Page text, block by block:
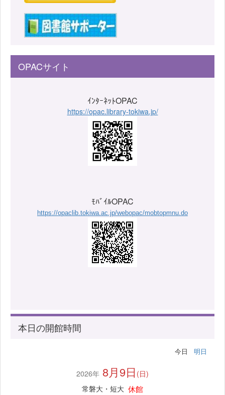
OPACサイト
ｲﾝﾀｰﾈｯﾄOPAC
https://opac.library-tokiwa.jp/
ﾓﾊﾞｲﾙOPAC
https://opaclib.tokiwa.ac.jp/webopac/mobtopmnu.do
本日の開館時間
今日 明日
2026年 8月9日 (日)
常磐大・短大 休館